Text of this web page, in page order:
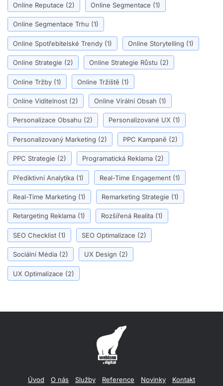
Online Reputace (2) Online Segmentace (1)
Online Segmentace Trhu (1)
Online Spotřebitelské Trendy (1) Online Storytelling (1)
Online Strategie (2) Online Strategie Růstu (2)
Online Tržby (1) Online Tržiště (1)
Online Viditelnost (2) Online Virální Obsah (1)
Personalizace Obsahu (2) Personalizované UX (1)
Personalizovaný Marketing (2) PPC Kampaně (2)
PPC Strategie (2) Programatická Reklama (2)
Přediktivní Analytika (1) Real-Time Engagement (1)
Real-Time Marketing (1) Remarketing Strategie (1)
Retargeting Reklama (1) Rozšířená Realita (1)
SEO Checklist (1) SEO Optimalizace (2)
Sociální Média (2) UX Design (2)
UX Optimalizace (2)
Úvod O nás Služby Reference Novinky Kontakt